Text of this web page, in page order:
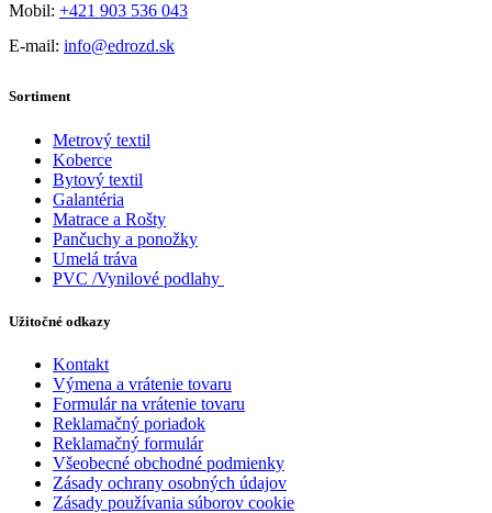
Mobil: +421 903 536 043
E-mail: info@edrozd.sk
Sortiment
Metrový textil
Koberce
Bytový textil
Galantéria
Matrace a Rošty
Pančuchy a ponožky
Umelá tráva
PVC /Vynilové podlahy
Užitočné odkazy
Kontakt
Výmena a vrátenie tovaru
Formulár na vrátenie tovaru
Reklamačný poriadok
Reklamačný formulár
Všeobecné obchodné podmienky
Zásady ochrany osobných údajov
Zásady používania súborov cookie